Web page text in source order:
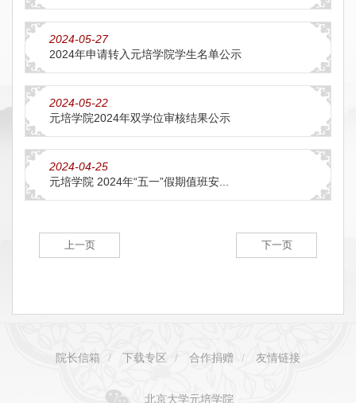
2024-05-27
2024年申请转入元培学院学生名单公示
2024-05-22
元培学院2024年双学位审核结果公示
2024-04-25
元培学院 2024年“五一”假期值班安...
上一页 下一页
院长信箱 / 下载专区 / 合作捐赠 / 友情链接
北京大学元培学院